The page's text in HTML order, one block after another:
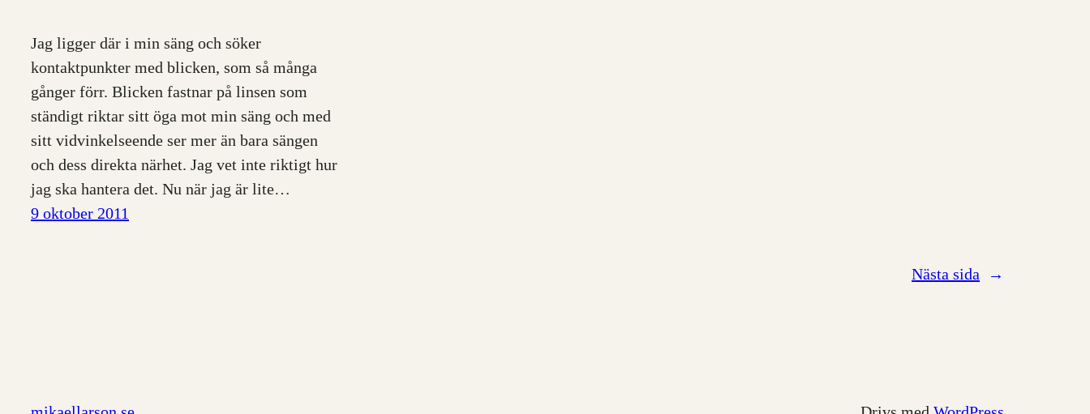
Jag ligger där i min säng och söker
kontaktpunkter med blicken, som så många
gånger förr. Blicken fastnar på linsen som
ständigt riktar sitt öga mot min säng och med
sitt vidvinkelseende ser mer än bara sängen
och dess direkta närhet. Jag vet inte riktigt hur
jag ska hantera det. Nu när jag är lite…
9 oktober 2011
Nästa sida →